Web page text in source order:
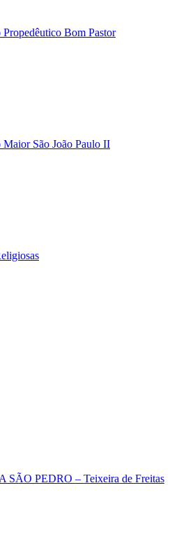
Propedêutico Bom Pastor
Maior São João Paulo II
SÃO PEDRO – Teixeira de Freitas